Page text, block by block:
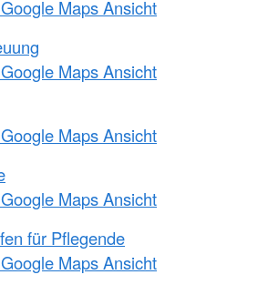
Maps Ansicht
Maps Ansicht
Maps Ansicht
Maps Ansicht
für Pflegende
Maps Ansicht